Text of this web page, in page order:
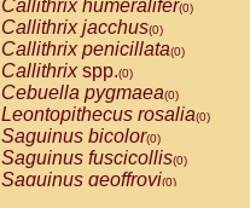
Callithrix humeralifer(0)
Callithrix jacchus(0)
Callithrix penicillata(0)
Callithrixspp.(0)
Cebuella pygmaea(0)
Leontopithecus rosalia(0)
Saguinus bicolor(0)
Saguinus fuscicollis(0)
Saguinus geoffroyi(0)